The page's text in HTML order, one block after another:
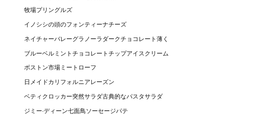
牧場プリングルズ
イノシシの頭のフォンティーナチーズ
ネイチャーバレーグラノーラダークチョコレート薄く
ブルーベルミントチョコレートチップアイスクリーム
ボストン市場ミートローフ
日メイドカリフォルニアレーズン
ベティクロッカー突然サラダ古典的なパスタサラダ
ジミー·ディーン七面鳥ソーセージパテ